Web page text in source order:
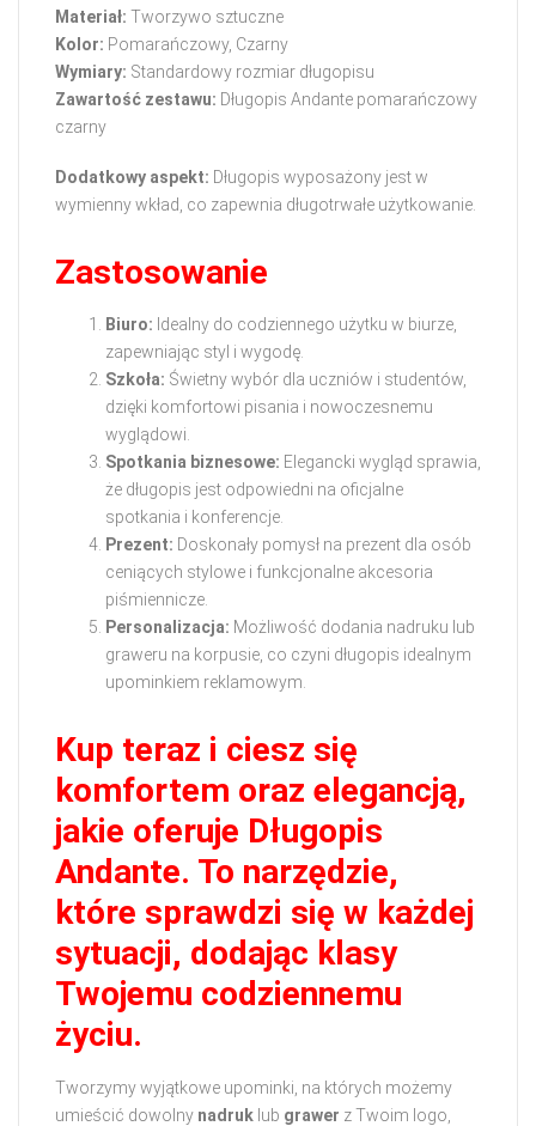
Materiał: Tworzywo sztuczne
Kolor: Pomarańczowy, Czarny
Wymiary: Standardowy rozmiar długopisu
Zawartość zestawu: Długopis Andante pomarańczowy
czarny
Dodatkowy aspekt: Długopis wyposażony jest w
wymienny wkład, co zapewnia długotrwałe użytkowanie.
Zastosowanie
Biuro: Idealny do codziennego użytku w biurze,
zapewniając styl i wygodę.
Szkoła: Świetny wybór dla uczniów i studentów,
dzięki komfortowi pisania i nowoczesnemu
wyglądowi.
Spotkania biznesowe: Elegancki wygląd sprawia,
że długopis jest odpowiedni na oficjalne
spotkania i konferencje.
Prezent: Doskonały pomysł na prezent dla osób
ceniących stylowe i funkcjonalne akcesoria
piśmiennicze.
Personalizacja: Możliwość dodania nadruku lub
graweru na korpusie, co czyni długopis idealnym
upominkiem reklamowym.
Kup teraz i ciesz się
komfortem oraz elegancją,
jakie oferuje Długopis
Andante. To narzędzie,
które sprawdzi się w każdej
sytuacji, dodając klasy
Twojemu codziennemu
życiu.
Tworzymy wyjątkowe upominki, na których możemy
umieścić dowolny nadruk lub grawer z Twoim logo,